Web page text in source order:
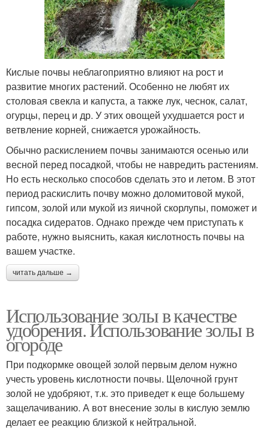
Кислые почвы неблагоприятно влияют на рост и
развитие многих растений. Особенно не любят их
столовая свекла и капуста, а также лук, чеснок, салат,
огурцы, перец и др. У этих овощей ухудшается рост и
ветвление корней, снижается урожайность.
Обычно раскислением почвы занимаются осенью или
весной перед посадкой, чтобы не навредить растениям.
Но есть несколько способов сделать это и летом. В этот
период раскислить почву можно доломитовой мукой,
гипсом, золой или мукой из яичной скорлупы, поможет и
посадка сидератов. Однако прежде чем приступать к
работе, нужно выяснить, какая кислотность почвы на
вашем участке.
читать дальше →
Использование золы в качестве
удобрения. Использование золы в
огороде
При подкормке овощей золой первым делом нужно
учесть уровень кислотности почвы. Щелочной грунт
золой не удобряют, т.к. это приведет к еще большему
защелачиванию. А вот внесение золы в кислую землю
делает ее реакцию близкой к нейтральной.